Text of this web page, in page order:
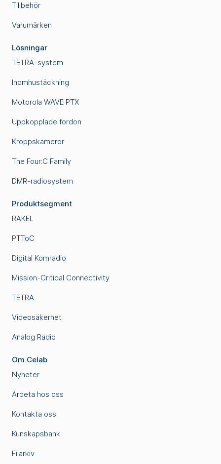
Tillbehör
Varumärken
Lösningar
TETRA-system
Inomhustäckning
Motorola WAVE PTX
Uppkopplade fordon
Kroppskameror
The Four:C Family
DMR-radiosystem
Produktsegment
RAKEL
PTToC
Digital Komradio
Mission-Critical Connectivity
TETRA
Videosäkerhet
Analog Radio
Om Celab
Nyheter
Arbeta hos oss
Kontakta oss
Kunskapsbank
Filarkiv